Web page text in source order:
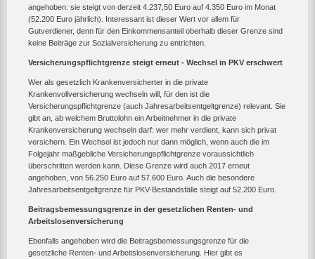
angehoben: sie steigt von derzeit 4.237,50 Euro auf 4.350 Euro im Monat
(52.200 Euro jährlich). Interessant ist dieser Wert vor allem für
Gutverdiener, denn für den Einkommensanteil oberhalb dieser Grenze sind
keine Beiträge zur Sozialversicherung zu entrichten.
Versicherungspflichtgrenze steigt erneut - Wechsel in PKV erschwert
Wer als gesetzlich Krankenversicherter in die private
Krankenvollversicherung wechseln will, für den ist die
Versicherungspflichtgrenze (auch Jahresarbeitsentgeltgrenze) relevant. Sie
gibt an, ab welchem Bruttolohn ein Arbeitnehmer in die private
Krankenversicherung wechseln darf: wer mehr verdient, kann sich privat
versichern. Ein Wechsel ist jedoch nur dann möglich, wenn auch die im
Folgejahr maßgebliche Versicherungspflichtgrenze voraussichtlich
überschritten werden kann. Diese Grenze wird auch 2017 erneut
angehoben, von 56.250 Euro auf 57.600 Euro. Auch die besondere
Jahresarbeitsentgeltgrenze für PKV-Bestandsfälle steigt auf 52.200 Euro.
Beitragsbemessungsgrenze in der gesetzlichen Renten- und
Arbeitslosenversicherung
Ebenfalls angehoben wird die Beitragsbemessungsgrenze für die
gesetzliche Renten- und Arbeitslosenversicherung. Hier gibt es